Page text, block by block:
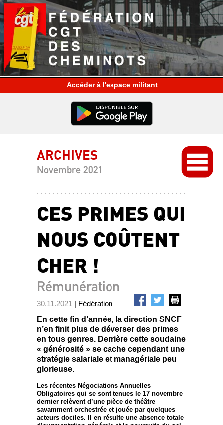
espace militant
ARCHIVES
Novembre 2021
CES PRIMES QUI
NOUS COÛTENT
CHER !
Rémunération
30.11.2021 | Fédération
En cette fin d’année, la direction SNCF
n’en finit plus de déverser des primes
en tous genres. Derrière cette soudaine
« générosité » se cache cependant une
stratégie salariale et managériale peu
glorieuse.
Les récentes Négociations Annuelles
Obligatoires qui se sont tenues le 17 novembre
dernier relèvent d’une pièce de théâtre
savamment orchestrée et jouée par quelques
acteurs dociles. Il en résulte une absence totale